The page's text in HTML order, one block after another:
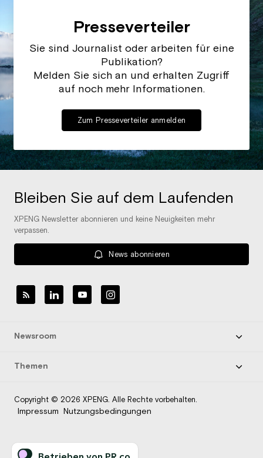
Presseverteiler
Sie sind Journalist oder arbeiten für eine
Publikation?
Melden Sie sich an und erhalten Zugriff
auf noch mehr Informationen.
Zum Presseverteiler anmelden
Bleiben Sie auf dem Laufenden
XPENG Newsletter abonnieren und keine Neuigkeiten mehr
verpassen.
News abonnieren
Newsroom
Themen
Copyright © 2026 XPENG. Alle Rechte vorbehalten.
Impressum Nutzungsbedingungen